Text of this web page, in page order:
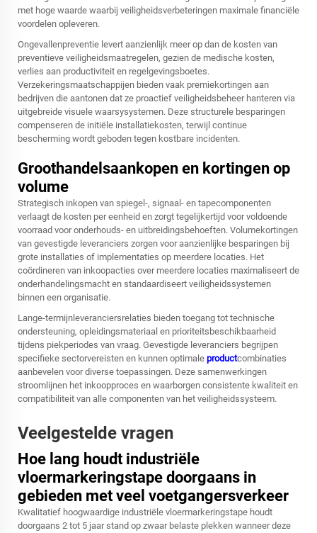
met hoge waarde waarbij veiligheidsverbeteringen maximale financiële
voordelen opleveren.
Ongevallenpreventie levert aanzienlijk meer op dan de kosten van
preventieve veiligheidsmaatregelen, gezien de medische kosten,
verlies aan productiviteit en regelgevingsboetes.
Verzekeringsmaatschappijen bieden vaak premiekortingen aan
bedrijven die aantonen dat ze proactief veiligheidsbeheer hanteren via
uitgebreide visuele waarsysystemen. Deze structurele besparingen
compenseren de initiële installatiekosten, terwijl continue
bescherming wordt geboden tegen kostbare incidenten.
Groothandelsaankopen en kortingen op
volume
Strategisch inkopen van spiegel-, signaal- en tapecomponenten
verlaagt de kosten per eenheid en zorgt tegelijkertijd voor voldoende
voorraad voor onderhouds- en uitbreidingsbehoeften. Volumekortingen
van gevestigde leveranciers zorgen voor aanzienlijke besparingen bij
grote installaties of implementaties op meerdere locaties. Het
coördineren van inkoopacties over meerdere locaties maximaliseert de
onderhandelingsmacht en standaardiseert veiligheidssystemen
binnen een organisatie.
Lange-termijnleveranciersrelaties bieden toegang tot technische
ondersteuning, opleidingsmateriaal en prioriteitsbeschikbaarheid
tijdens piekperiodes van vraag. Gevestigde leveranciers begrijpen
specifieke sectorvereisten en kunnen optimale productcombinaties
aanbevelen voor diverse toepassingen. Deze samenwerkingen
stroomlijnen het inkoopproces en waarborgen consistente kwaliteit en
compatibiliteit van alle componenten van het veiligheidssysteem.
Veelgestelde vragen
Hoe lang houdt industriële
vloermarkeringstape doorgaans in
gebieden met veel voetgangersverkeer
Kwalitatief hoogwaardige industriële vloermarkeringstape houdt
doorgaans 2 tot 5 jaar stand op zwaar belaste plekken wanneer deze